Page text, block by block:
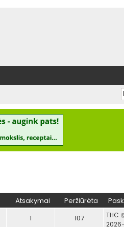
Atsakymai Peržiūrėta
1 107
THC